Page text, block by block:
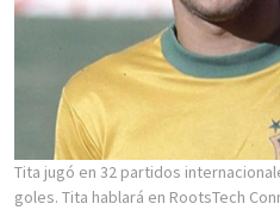
Tita jugó en 32 partidos
goles. Tita hablará en RootsTech